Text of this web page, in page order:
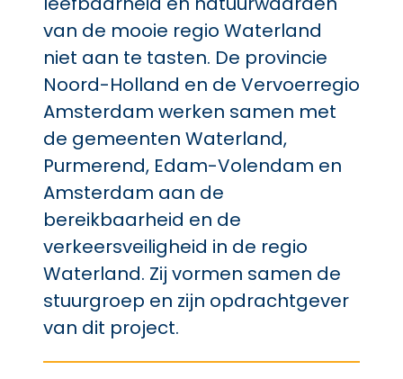
van de mooie regio Waterland
niet aan te tasten. De provincie
Noord-Holland en de Vervoerregio
Amsterdam werken samen met
de gemeenten Waterland,
Purmerend, Edam-Volendam en
Amsterdam aan de
bereikbaarheid en de
verkeersveiligheid in de regio
Waterland. Zij vormen samen de
stuurgroep en zijn opdrachtgever
van dit project.